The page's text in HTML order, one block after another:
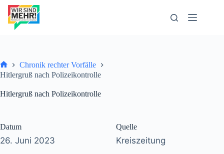
Zum
Inhalt
springen
Start
Chronik rechter Vorfälle
Hitlergruß nach Polizeikontrolle
Hitlergruß nach Polizeikontrolle
Datum
26. Juni 2023
Quelle
Kreiszeitung